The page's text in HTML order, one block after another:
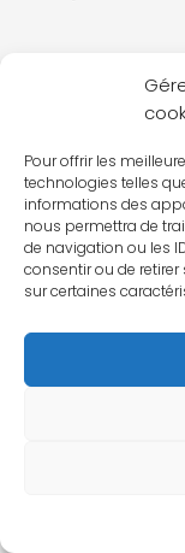
Pour offrir les
technologies telles
informations des
nous permettra de
de navigation ou les
consentir ou de
sur certaines